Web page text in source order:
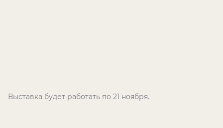
Выставка будет работать по 21 ноября.